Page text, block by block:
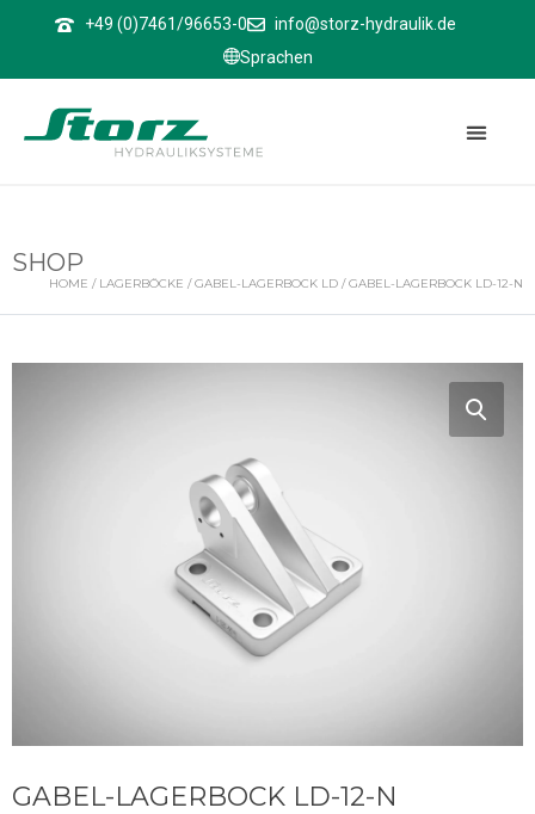
+49 (0)7461/96653-0
info@storz-hydraulik.de
Sprachen
SHOP
HOME / LAGERBÖCKE /GABEL-LAGERBOCK LD / GABEL-LAGERBOCK LD-12-N
GABEL-LAGERBOCK LD-12-N